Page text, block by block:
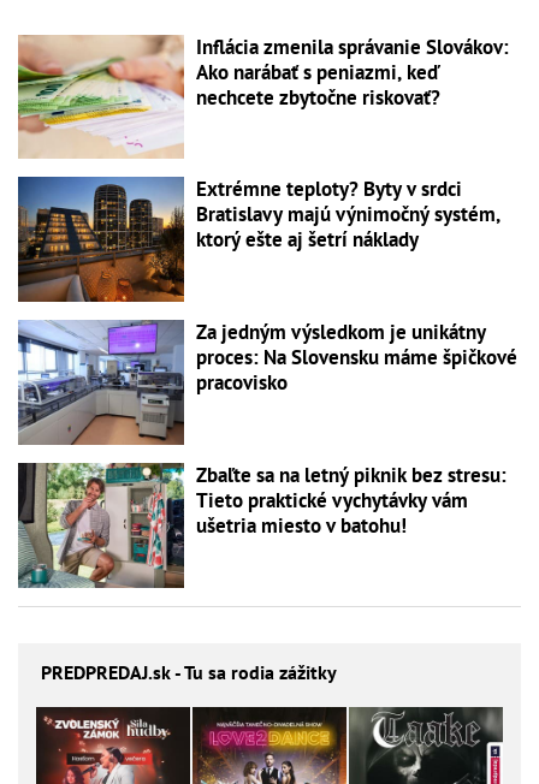
Inflácia zmenila správanie Slovákov:
Ako narábať s peniazmi, keď
nechcete zbytočne riskovať?
Extrémne teploty? Byty v srdci
Bratislavy majú výnimočný systém,
ktorý ešte aj šetrí náklady
Za jedným výsledkom je unikátny
proces: Na Slovensku máme špičkové
pracovisko
Zbaľte sa na letný piknik bez stresu:
Tieto praktické vychytávky vám
ušetria miesto v batohu!
PREDPREDAJ.sk - Tu sa rodia zážitky